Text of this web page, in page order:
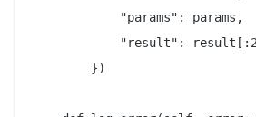
            "params": params,
"result":
        })